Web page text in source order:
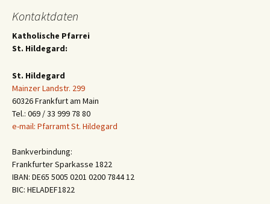
Kontaktdaten
Katholische Pfarrei
St. Hildegard:
St. Hildegard
Mainzer Landstr. 299
60326 Frankfurt am Main
Tel.: 069 / 33 999 78 80
e-mail: Pfarramt St. Hildegard
Bankverbindung:
Frankfurter Sparkasse 1822
IBAN: DE65 5005 0201 0200 7844 12
BIC: HELADEF1822